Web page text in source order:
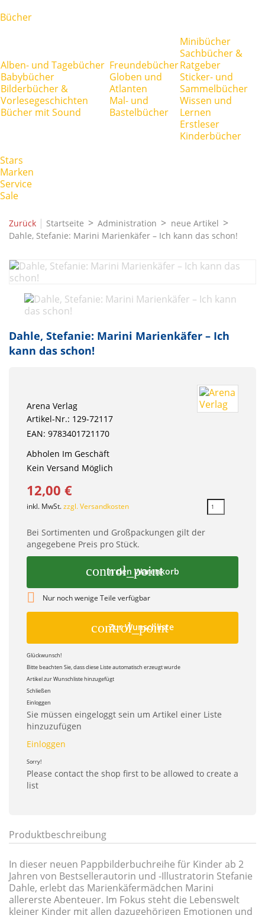
Bücher
Alben- und Tagebücher
Babybücher
Bilderbücher &
Vorlesegeschichten
Bücher mit Sound
Freundebücher
Globen und
Atlanten
Mal- und
Bastelbücher
Minibücher
Sachbücher &
Ratgeber
Sticker- und
Sammelbücher
Wissen und
Lernen
Erstleser
Kinderbücher
Stars
Marken
Service
Sale
Zurück | Startseite Administration
neue Artikel
Dahle, Stefanie: Marini Marienkäfer – Ich kann das schon!
Dahle, Stefanie: Marini Marienkäfer – Ich
kann das schon!
Arena Verlag
Artikel-Nr.: 129-72117
EAN: 9783401721170
Abholen Im Geschäft
Kein Versand Möglich
12,00 €
inkl. MwSt.zzgl. Versandkosten
Bei Sortimenten und Großpackungen gilt der
angegebene Preis pro Stück.
control_point
In den Warenkorb
 Nur noch wenige Teile verfügbar
control_point
Zur Wunschliste
Glückwunsch!
Bitte beachten Sie, dass diese Liste automatisch erzeugt wurde
Artikel zur Wunschliste hinzugefügt
Schließen
Einloggen
Sie müssen eingeloggt sein um Artikel einer Liste
hinzuzufügen
Einloggen
Sorry!
Please contact the shop first to be allowed to create a
list
Produktbeschreibung
In dieser neuen Pappbilderbuchreihe für Kinder ab 2
Jahren von Bestsellerautorin und -Illustratorin Stefanie
Dahle, erlebt das Marienkäfermädchen Marini
allererste Abenteuer. Im Fokus steht die Lebenswelt
kleiner Kinder mit allen dazugehörigen Emotionen und